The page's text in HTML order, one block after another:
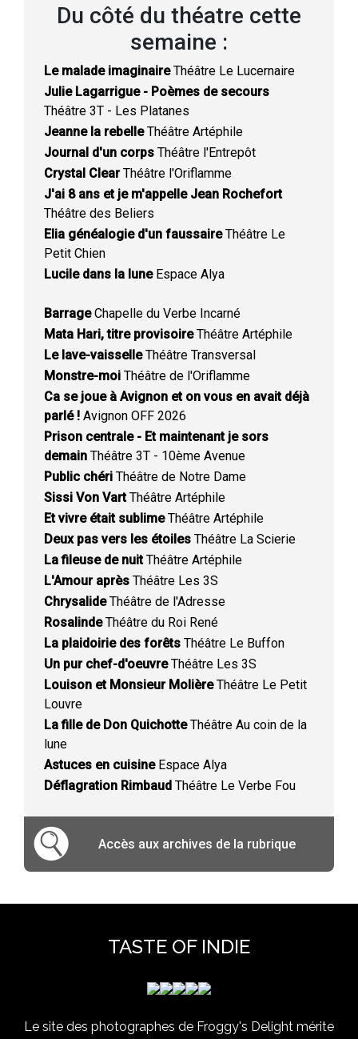
Du côté du théatre cette
semaine :
Le malade imaginaireThéâtre Le Lucernaire
Julie Lagarrigue - Poèmes de secours
Théâtre 3T - Les Platanes
Jeanne la rebelleThéâtre Artéphile
Journal d'un corps Théâtre l'Entrepôt
Crystal ClearThéâtre l'Oriflamme
J'ai 8 ans et je m'appelle Jean Rochefort
Théâtre des Beliers
Elia généalogie d'un faussaireThéâtre Le
Petit Chien
Lucile dans la luneEspace Alya
BarrageChapelle du Verbe Incarné
Mata Hari, titre provisoireThéâtre Artéphile
Le lave-vaisselleThéâtre Transversal
Monstre-moi Théâtre de l'Oriflamme
Ca se joue à Avignon et on vous en avait déjà
parlé ! Avignon OFF 2026
Prison centrale - Et maintenant je sors
demain Théâtre 3T - 10ème Avenue
Public chéri Théâtre de Notre Dame
Sissi Von VartThéâtre Artéphile
Et vivre était sublimeThéâtre Artéphile
Deux pas vers les étoiles Théâtre La Scierie
La fileuse de nuitThéâtre Artéphile
L'Amour après Théâtre Les 3S
ChrysalideThéâtre de l'Adresse
RosalindeThéâtre du Roi René
La plaidoirie des forêts Théâtre Le Buffon
Un pur chef-d'oeuvreThéâtre Les 3S
Louison et Monsieur MolièreThéâtre Le Petit
Louvre
La fille de Don QuichotteThéâtre Au coin de la
lune
Astuces en cuisineEspace Alya
Déflagration Rimbaud Théâtre Le Verbe Fou
Accès aux archives de la rubrique
TASTE OF INDIE
Le site des photographes de Froggy's Delight mérite